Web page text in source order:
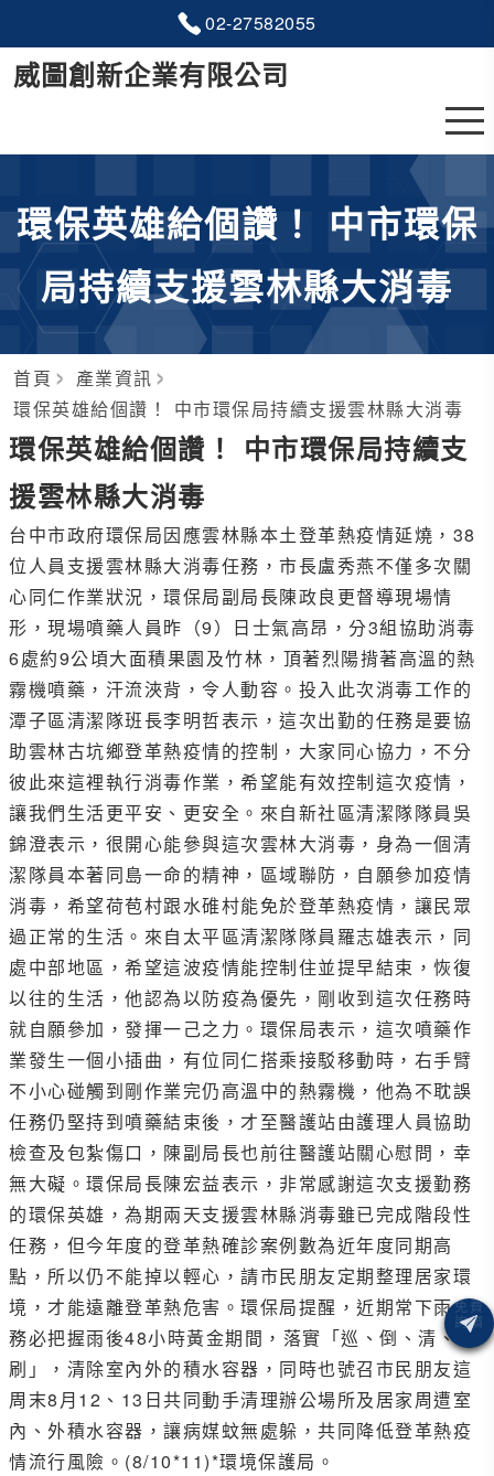
02-27582055
威圖創新企業有限公司
環保英雄給個讚！ 中市環保
局持續支援雲林縣大消毒
首頁
產業資訊
環保英雄給個讚！ 中市環保局持續支援雲林縣大消毒
環保英雄給個讚！ 中市環保局持續支
援雲林縣大消毒
台中市政府環保局因應雲林縣本土登革熱疫情延燒，38
位人員支援雲林縣大消毒任務，市長盧秀燕不僅多次關
心同仁作業狀況，環保局副局長陳政良更督導現場情
形，現場噴藥人員昨（9）日士氣高昂，分3組協助消毒
6處約9公頃大面積果園及竹林，頂著烈陽揹著高溫的熱
霧機噴藥，汗流浹背，令人動容。投入此次消毒工作的
潭子區清潔隊班長李明哲表示，這次出勤的任務是要協
助雲林古坑鄉登革熱疫情的控制，大家同心協力，不分
彼此來這裡執行消毒作業，希望能有效控制這次疫情，
讓我們生活更平安、更安全。來自新社區清潔隊隊員吳
錦澄表示，很開心能參與這次雲林大消毒，身為一個清
潔隊員本著同島一命的精神，區域聯防，自願參加疫情
消毒，希望荷苞村跟水碓村能免於登革熱疫情，讓民眾
過正常的生活。來自太平區清潔隊隊員羅志雄表示，同
處中部地區，希望這波疫情能控制住並提早結束，恢復
以往的生活，他認為以防疫為優先，剛收到這次任務時
就自願參加，發揮一己之力。環保局表示，這次噴藥作
業發生一個小插曲，有位同仁搭乘接駁移動時，右手臂
不小心碰觸到剛作業完仍高溫中的熱霧機，他為不耽誤
任務仍堅持到噴藥結束後，才至醫護站由護理人員協助
檢查及包紮傷口，陳副局長也前往醫護站關心慰問，幸
無大礙。環保局長陳宏益表示，非常感謝這次支援勤務
的環保英雄，為期兩天支援雲林縣消毒雖已完成階段性
任務，但今年度的登革熱確診案例數為近年度同期高
點，所以仍不能掉以輕心，請市民朋友定期整理居家環
境，才能遠離登革熱危害。環保局提醒，近期常下雨，
務必把握雨後48小時黃金期間，落實「巡、倒、清、
刷」，清除室內外的積水容器，同時也號召市民朋友這
周末8月12、13日共同動手清理辦公場所及居家周遭室
內、外積水容器，讓病媒蚊無處躲，共同降低登革熱疫
情流行風險。(8/10*11)*環境保護局。